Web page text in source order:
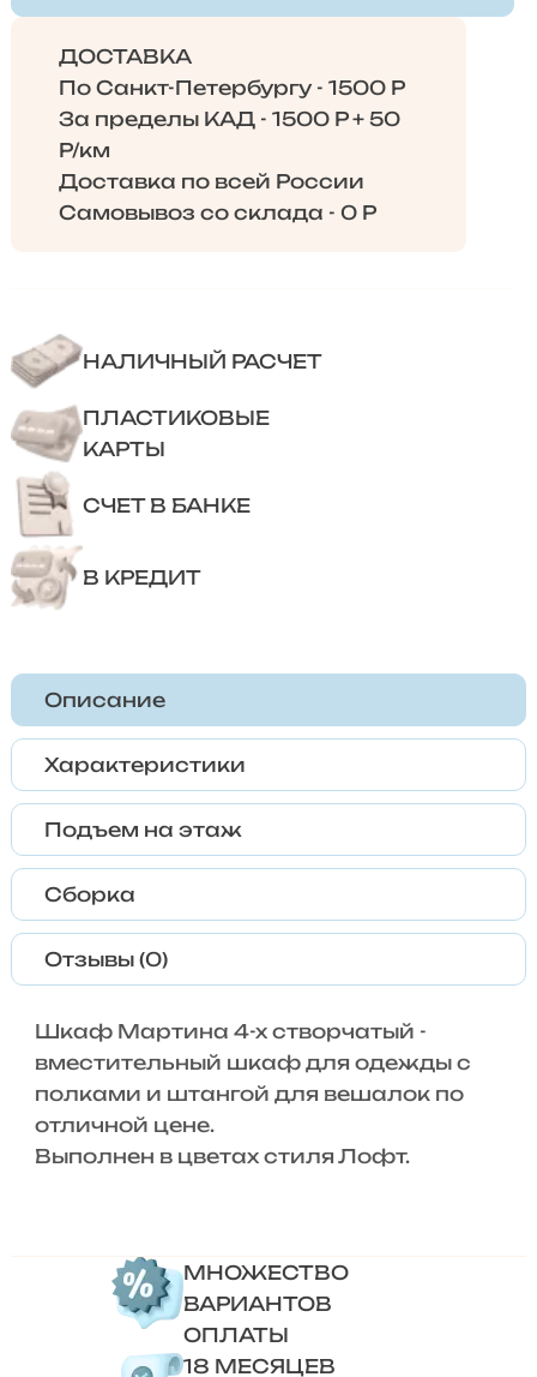
ДОСТАВКА
По Санкт-Петербургу - 1500 Р
За пределы КАД - 1500 Р + 50
Р/км
Доставка по всей России
Самовывоз со склада - 0 Р
НАЛИЧНЫЙ РАСЧЕТ
ПЛАСТИКОВЫЕ
КАРТЫ
СЧЕТ В БАНКЕ
В КРЕДИТ
Описание
Характеристики
Подъем на этаж
Сборка
Отзывы (0)
Шкаф Мартина 4-х створчатый -
вместительный шкаф для одежды с
полками и штангой для вешалок по
отличной цене.
Выполнен в цветах стиля Лофт.
МНОЖЕСТВО
ВАРИАНТОВ
ОПЛАТЫ
18 МЕСЯЦЕВ